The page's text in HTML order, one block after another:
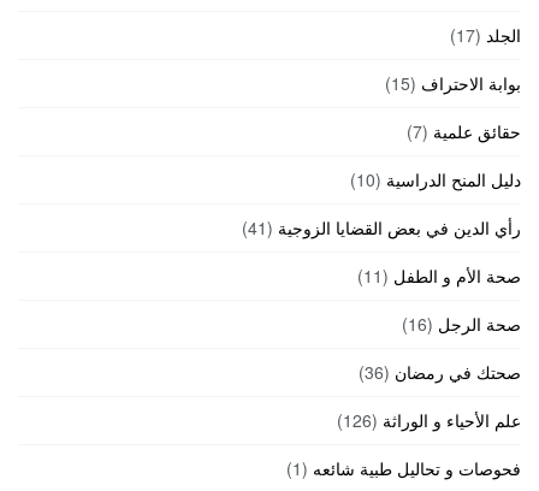
الجلد (17)
بوابة الاحتراف (15)
حقائق علمية (7)
دليل المنح الدراسية (10)
رأي الدين في بعض القضايا الزوجية (41)
صحة الأم و الطفل (11)
صحة الرجل (16)
صحتك في رمضان (36)
علم الأحياء و الوراثة (126)
فحوصات و تحاليل طبية شائعه (1)